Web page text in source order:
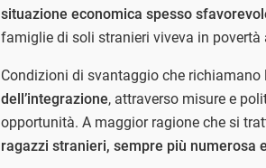
situazione economica spesso
famiglie di soli stranieri viveva in
Condizioni di svantaggio che richiamano
dell’integrazione, attraverso misure e
opportunità. A maggior ragione che si
ragazzi stranieri, sempre più numerosa